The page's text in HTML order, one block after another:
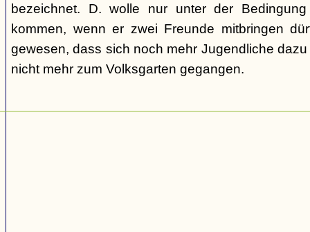
bezeichnet. D. wolle nur unter der
kommen, wenn er zwei Freunde mitbringen
gewesen, dass sich noch mehr Jugendliche
nicht mehr zum Volksgarten gegangen.